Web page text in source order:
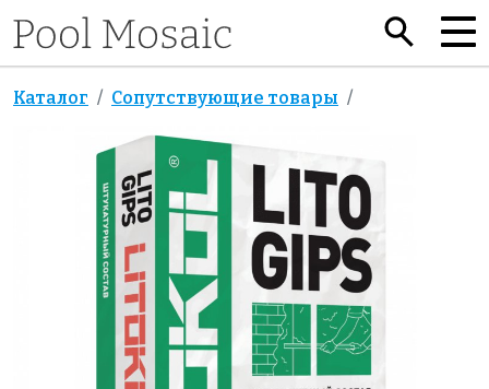
Каталог Сопутствующие товары